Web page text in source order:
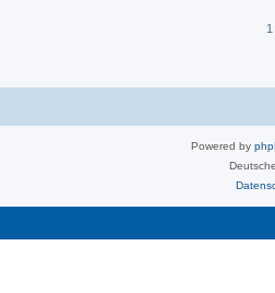
Powered by